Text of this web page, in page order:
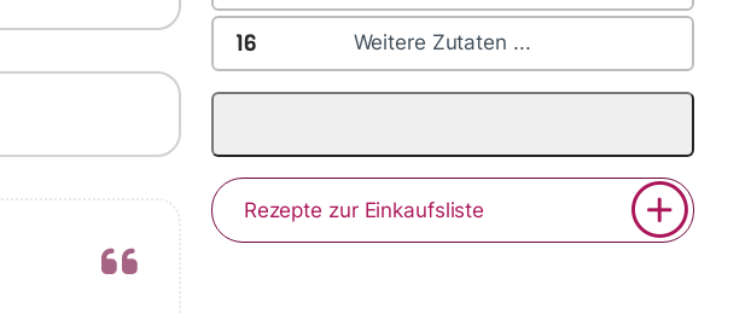
16 Weitere Zutaten ...
Rezepte zur Einkaufsliste